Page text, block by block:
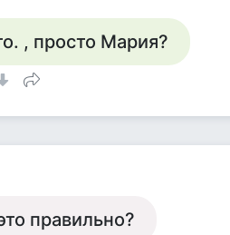
, просто Мария?
правильно?